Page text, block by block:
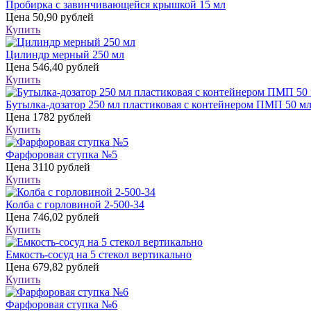
Пробирка с завинчивающейся крышкой 15 мл
Цена 50,90 рублей
Купить
Цилиндр мерный 250 мл
Цена 546,40 рублей
Купить
Бутылка-дозатор 250 мл пластиковая с контейнером ПМП 50 мл
Цена 1782 рублей
Купить
Фарфоровая ступка №5
Цена 3110 рублей
Купить
Колба с горловиной 2-500-34
Цена 746,02 рублей
Купить
Емкость-сосуд на 5 стекол вертикально
Цена 679,82 рублей
Купить
Фарфоровая ступка №6